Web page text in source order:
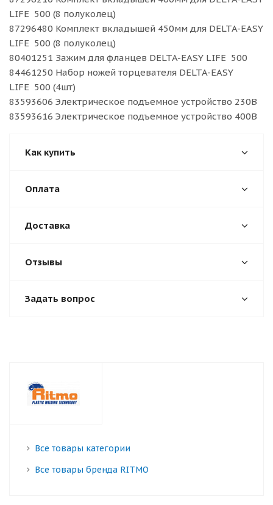
LIFE 500 (8 полуколец)
87296480 Комплект вкладышей 450мм для DELTA-EASY
LIFE 500 (8 полуколец)
80401251 Зажим для фланцев DELTA-EASY LIFE 500
84461250 Набор ножей торцевателя DELTA-EASY
LIFE 500 (4шт)
83593606 Электрическое подъемное устройство 230В
83593616 Электрическое подъемное устройство 400В
Как купить
Оплата
Доставка
Отзывы
Задать вопрос
Все товары категории
Все товары бренда RITMO